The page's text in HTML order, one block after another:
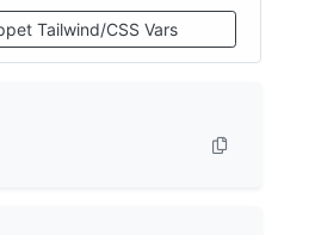
Tailwind/CSS Vars